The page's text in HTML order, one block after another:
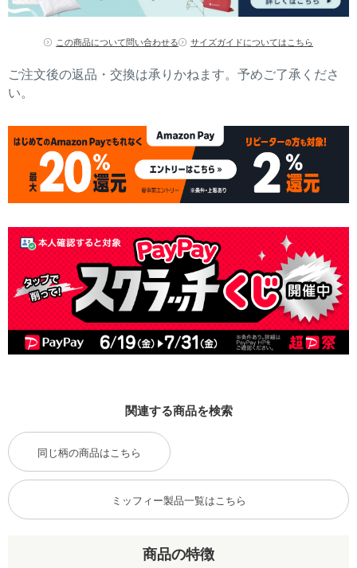
この商品について問い合わせる サイズガイドについてはこちら
ご注文後の返品・交換は承りかねます。予めご了承くださ
い。
商品の特徴
関連する商品を検索
同じ柄の商品はこちら
ミッフィー製品一覧はこちら